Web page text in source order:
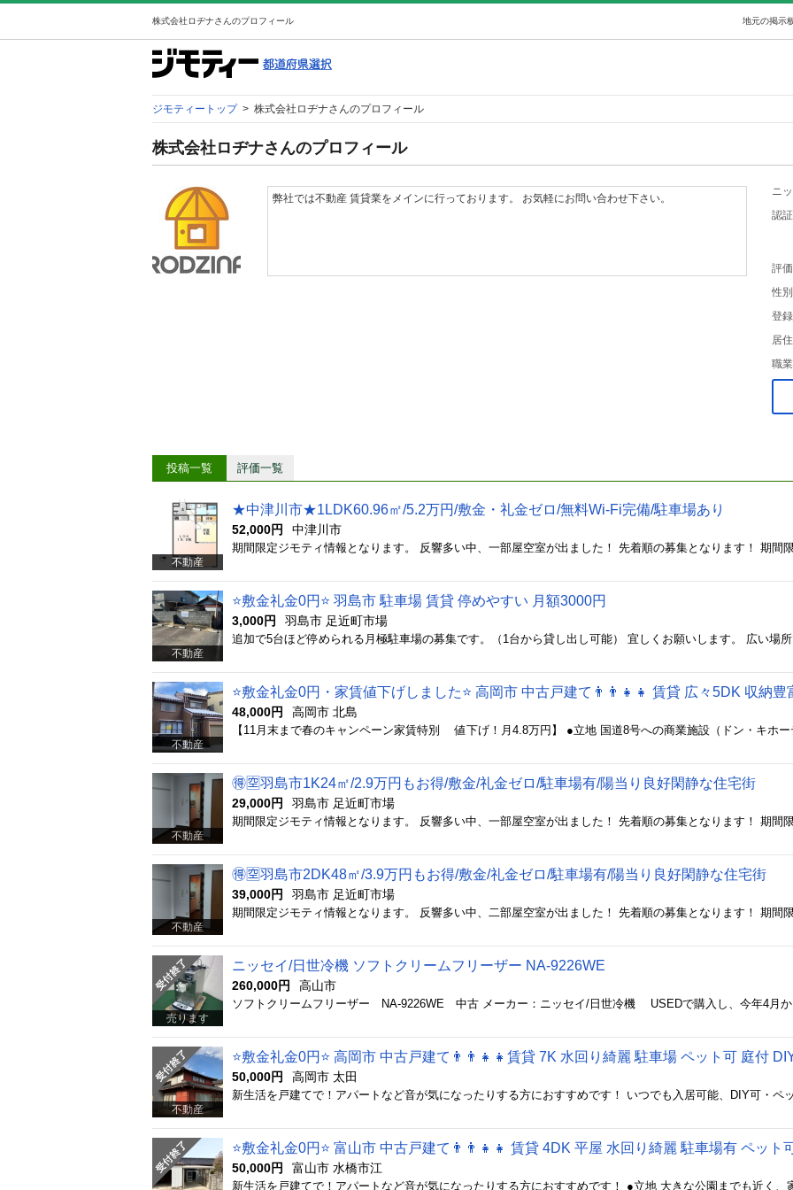
株式会社ロヂナさんのプロフィール 地元の掲示
ジモティートップ > 株式会社ロヂナさんのプロフィール
株式会社ロヂナさんのプロフィール
弊社では不動産 賃貸業をメインに行っております。 お気軽にお問い合わせ下さい。
ニ
認証
評価
性別
登
居
職業
投稿一覧 評価一覧
不動産
★中津川市★1LDK60.96㎡/5.2万円/敷金・礼金ゼロ/無料Wi-Fi完備/駐車場あり
52,000円 中津川市
不動産
⭐️敷金礼金0円⭐️ 羽島市 駐車場 賃貸 停めやすい 月額3000円
3,000円 羽島市 足近町市場
不動産
⭐️敷金礼金0円・家賃値下げしました⭐️ 高岡市 中古戸建て👨‍👨‍👧‍👧 賃貸 広々5DK 収納
48,000円 高岡市 北島
不動産
🉐🈳羽島市1K24㎡/2.9万円もお得/敷金/礼金ゼロ/駐車場有/陽当り良好閑静な住宅街
29,000円 羽島市 足近町市場
不動産
🉐🈳羽島市2DK48㎡/3.9万円もお得/敷金/礼金ゼロ/駐車場有/陽当り良好閑静な住宅街
39,000円 羽島市 足近町市場
売ります
ニッセイ/日世冷機 ソフトクリームフリーザー NA-9226WE
260,000円 高山市
不動産
⭐️敷金礼金0円⭐️ 高岡市 中古戸建て👨‍👨‍👧‍👧賃貸 7K 水回り綺麗 駐車場 ペット可 庭付
50,000円 高岡市 太田
⭐️敷金礼金0円⭐️ 富山市 中古戸建て👨‍👨‍👧‍👧 賃貸 4DK 平屋 水回り綺麗 駐車場有 ペット
50,000円 富山市 水橋市江